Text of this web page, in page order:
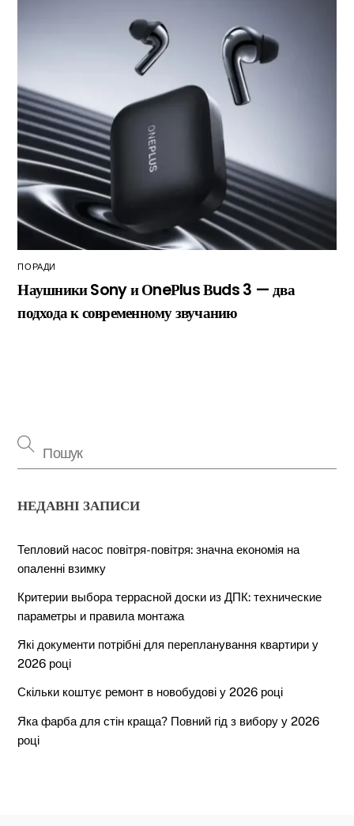
ПОРАДИ
Наушники Sony и ОneРlus Вuds 3 — два
подхода к современному звучанию
НЕДАВНІ ЗАПИСИ
Тепловий насос повітря-повітря: значна економія на
опаленні взимку
Критерии выбора террасной доски из ДПК: технические
параметры и правила монтажа
Які документи потрібні для перепланування квартири у
2026 році
Скільки коштує ремонт в новобудові у 2026 році
Яка фарба для стін краща? Повний гід з вибору у 2026
році